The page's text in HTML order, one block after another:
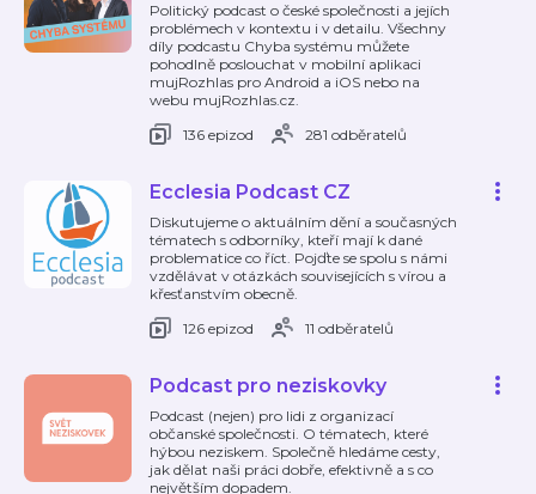
Politický podcast o české společnosti a jejích
problémech v kontextu i v detailu. Všechny
díly podcastu Chyba systému můžete
pohodlně poslouchat v mobilní aplikaci
mujRozhlas pro Android a iOS nebo na
webu mujRozhlas.cz.
136 epizod
281 odběratelů
Ecclesia Podcast CZ
Diskutujeme o aktuálním dění a současných
tématech s odborníky, kteří mají k dané
problematice co říct. Pojďte se spolu s námi
vzdělávat v otázkách souvisejících s vírou a
křesťanstvím obecně.
126 epizod
11 odběratelů
Podcast pro neziskovky
Podcast (nejen) pro lidi z organizací
občanské společnosti. O tématech, které
hýbou neziskem. Společně hledáme cesty,
jak dělat naši práci dobře, efektivně a s co
největším dopadem.